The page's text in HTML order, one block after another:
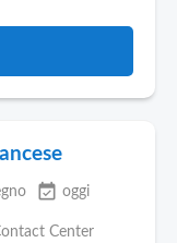
event_available oggi
Center